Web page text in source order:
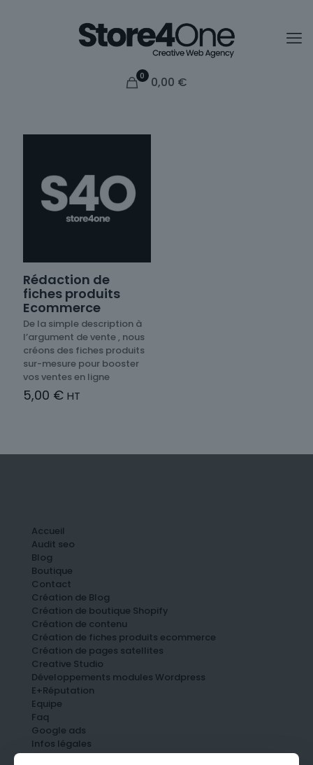
0 0,00 €
Rédaction de
fiches produits
Ecommerce
De la simple description à
l’argument de vente , nous
créons des fiches produits
sur-mesure pour booster
vos ventes en ligne
5,00 € HT
Accueil
Audit seo
Blog
Boutique
Contact
Création de Blog
Création de boutique Shopify
Création de contenu
Création de fiches produits ecommerce
Création de pages satellites
Creative Studio
Développements modules Wordpress
E+Réputation
Equipe
Faq
Google ads
Infos légales
Intervention Technique